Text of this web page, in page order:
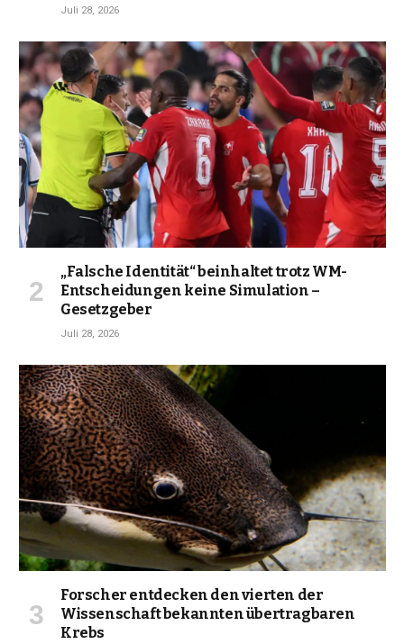
Juli 28, 2026
„Falsche Identität“ beinhaltet trotz WM-
Entscheidungen keine Simulation –
Gesetzgeber
Juli 28, 2026
Forscher entdecken den vierten der
Wissenschaft bekannten übertragbaren
Krebs